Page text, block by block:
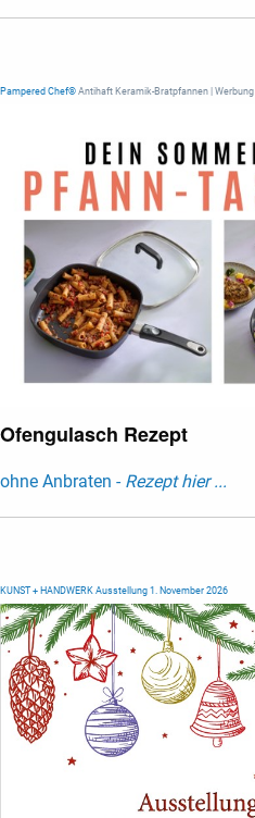
Pampered Chef® Antihaft Keramik-Bratpfannen | Werbung
Ofengulasch Rezept
ohne Anbraten - Rezept hier ...
KUNST + HANDWERK Ausstellung 1. November 2026